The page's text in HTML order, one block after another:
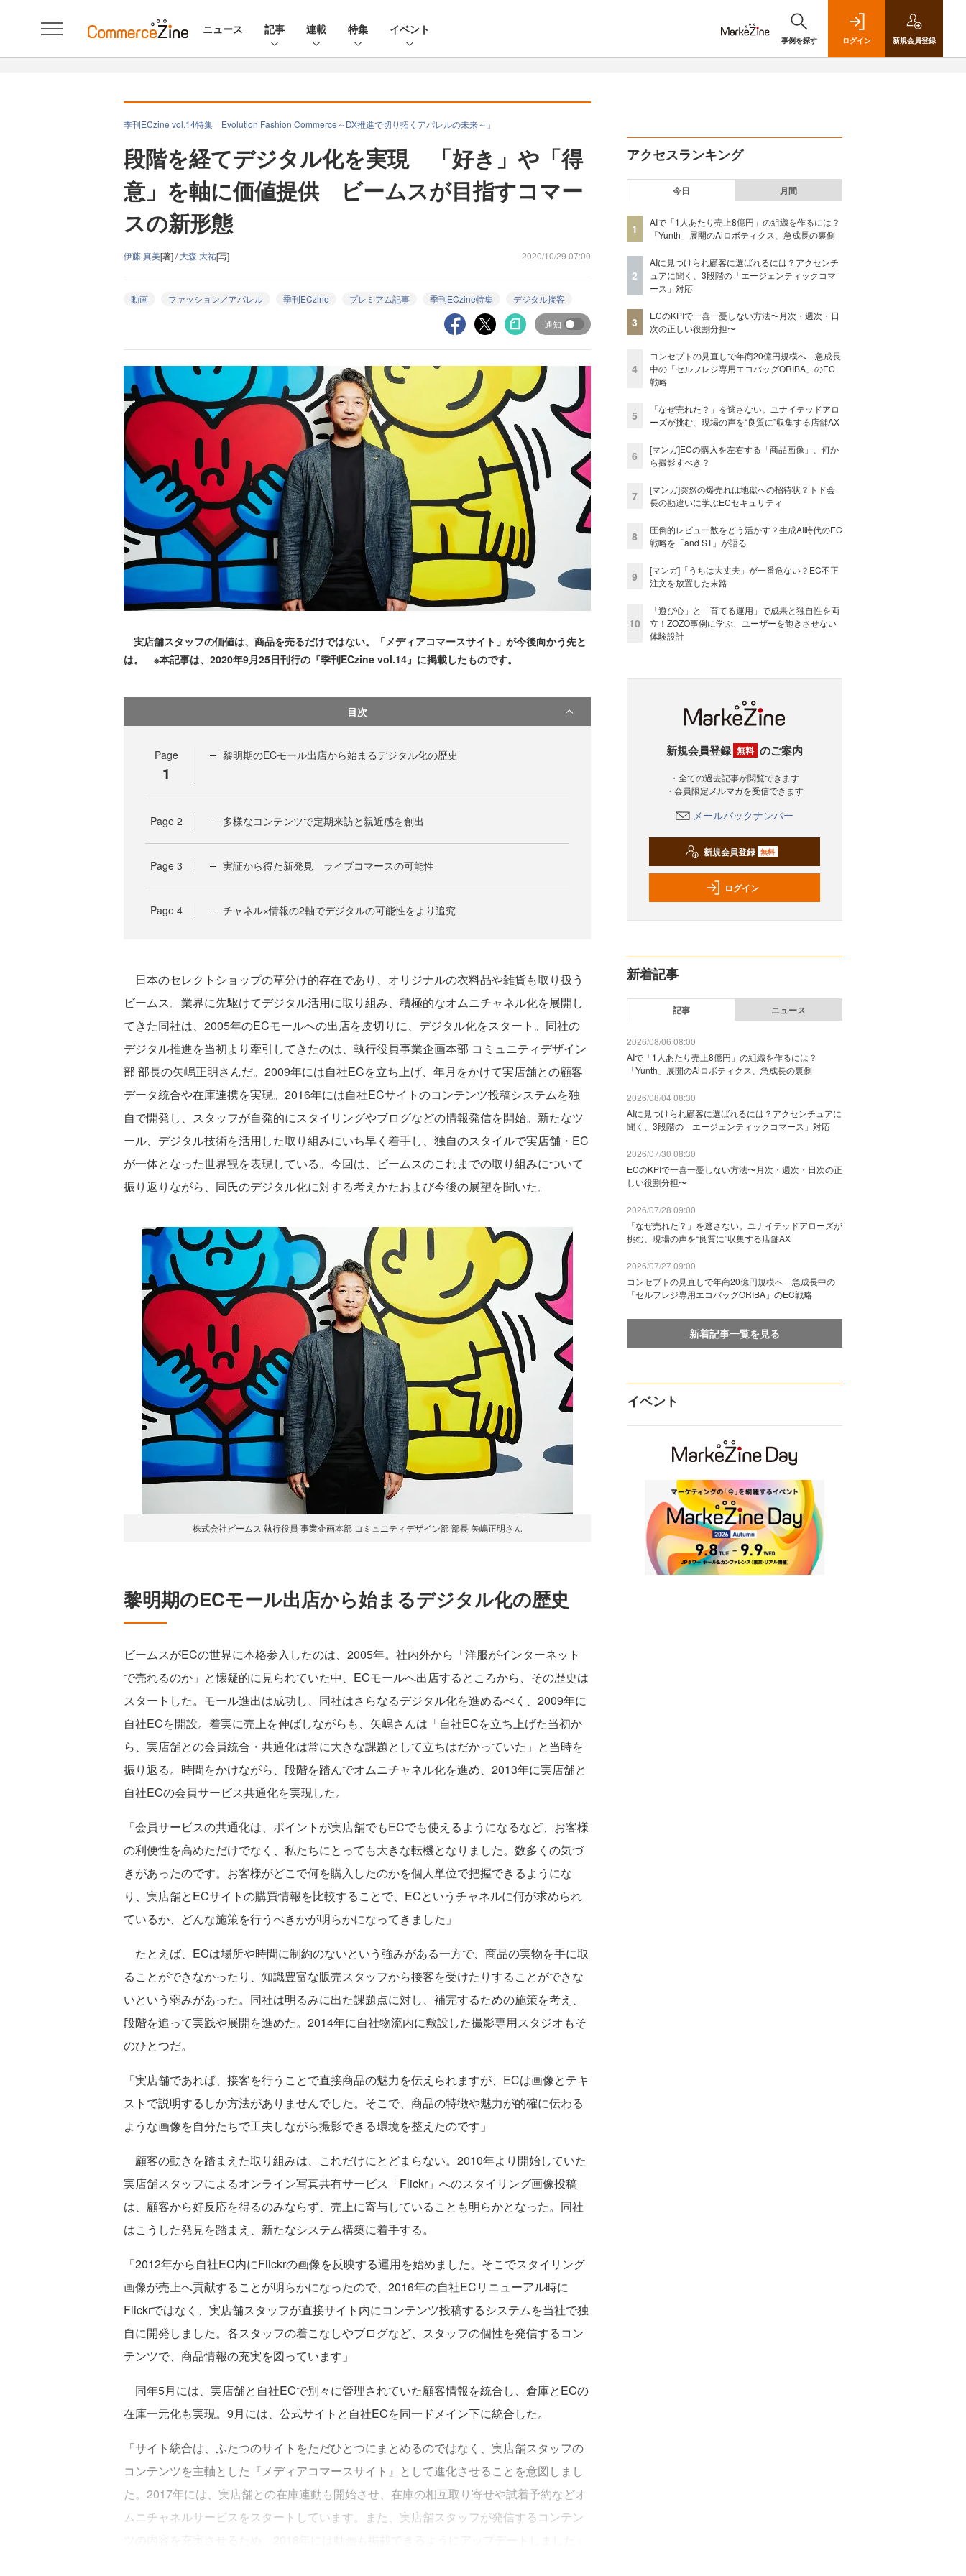
ニュース 記事 連載 特集 イベント
事例を探す ログイン 新規会員登録
季刊ECzine vol.14特集「Evolution Fashion Commerce～DX推進で切り拓くアパレルの未来～」
段階を経てデジタル化を実現 「好き」や「得
意」を軸に価値提供 ビームスが目指すコマー
スの新形態
伊藤 真美[著] /大森 大祐[写] 2020/10/29 07:00
動画 ファッション／アパレル 季刊ECzine プレミアム記事 季刊ECzine特集 デジタル接客
通知
実店舗スタッフの価値は、商品を売るだけではない。「メディアコマースサイト」が今後向かう先と
は。 ※本記事は、2020年9月25日刊行の『季刊ECzine vol.14』に掲載したものです。
目次
Page
1
黎明期のECモール出店から始まるデジタル化の歴史
Page 2 多様なコンテンツで定期来訪と親近感を創出
Page 3 実証から得た新発見 ライブコマースの可能性
Page 4 チャネル×情報の2軸でデジタルの可能性をより追究
日本のセレクトショップの草分け的存在であり、オリジナルの衣料品や雑貨も取り扱う
ビームス。業界に先駆けてデジタル活用に取り組み、積極的なオムニチャネル化を展開し
てきた同社は、2005年のECモールへの出店を皮切りに、デジタル化をスタート。同社の
デジタル推進を当初より牽引してきたのは、執行役員事業企画本部 コミュニティデザイン
部 部長の矢嶋正明さんだ。2009年には自社ECを立ち上げ、年月をかけて実店舗との顧客
データ統合や在庫連携を実現。2016年には自社ECサイトのコンテンツ投稿システムを独
自で開発し、スタッフが自発的にスタイリングやブログなどの情報発信を開始。新たなツ
ール、デジタル技術を活用した取り組みにいち早く着手し、独自のスタイルで実店舗・EC
が一体となった世界観を表現している。今回は、ビームスのこれまでの取り組みについて
振り返りながら、同氏のデジタル化に対する考えかたおよび今後の展望を聞いた。
株式会社ビームス 執行役員 事業企画本部 コミュニティデザイン部 部長 矢嶋正明さん
黎明期のECモール出店から始まるデジタル化の歴史
ビームスがECの世界に本格参入したのは、2005年。社内外から「洋服がインターネット
で売れるのか」と懐疑的に見られていた中、ECモールへ出店するところから、その歴史は
スタートした。モール進出は成功し、同社はさらなるデジタル化を進めるべく、2009年に
自社ECを開設。着実に売上を伸ばしながらも、矢嶋さんは「自社ECを立ち上げた当初か
ら、実店舗との会員統合・共通化は常に大きな課題として立ちはだかっていた」と当時を
振り返る。時間をかけながら、段階を踏んでオムニチャネル化を進め、2013年に実店舗と
自社ECの会員サービス共通化を実現した。
「会員サービスの共通化は、ポイントが実店舗でもECでも使えるようになるなど、お客様
の利便性を高めただけでなく、私たちにとっても大きな転機となりました。数多くの気づ
きがあったのです。お客様がどこで何を購入したのかを個人単位で把握できるようにな
り、実店舗とECサイトの購買情報を比較することで、ECというチャネルに何が求められ
ているか、どんな施策を行うべきかが明らかになってきました」
たとえば、ECは場所や時間に制約のないという強みがある一方で、商品の実物を手に取
ることができなかったり、知識豊富な販売スタッフから接客を受けたりすることができな
いという弱みがあった。同社は明るみに出た課題点に対し、補完するための施策を考え、
段階を追って実践や展開を進めた。2014年に自社物流内に敷設した撮影専用スタジオもそ
のひとつだ。
「実店舗であれば、接客を行うことで直接商品の魅力を伝えられますが、ECは画像とテキ
ストで説明するしか方法がありませんでした。そこで、商品の特徴や魅力が的確に伝わる
ような画像を自分たちで工夫しながら撮影できる環境を整えたのです」
顧客の動きを踏まえた取り組みは、これだけにとどまらない。2010年より開始していた
実店舗スタッフによるオンライン写真共有サービス「Flickr」へのスタイリング画像投稿
は、顧客から好反応を得るのみならず、売上に寄与していることも明らかとなった。同社
はこうした発見を踏まえ、新たなシステム構築に着手する。
「2012年から自社EC内にFlickrの画像を反映する運用を始めました。そこでスタイリング
画像が売上へ貢献することが明らかになったので、2016年の自社ECリニューアル時に
Flickrではなく、実店舗スタッフが直接サイト内にコンテンツ投稿するシステムを当社で独
自に開発しました。各スタッフの着こなしやブログなど、スタッフの個性を発信するコン
テンツで、商品情報の充実を図っています」
同年5月には、実店舗と自社ECで別々に管理されていた顧客情報を統合し、倉庫とECの
在庫一元化も実現。9月には、公式サイトと自社ECを同一ドメイン下に統合した。
「サイト統合は、ふたつのサイトをただひとつにまとめるのではなく、実店舗スタッフの
コンテンツを主軸とした『メディアコマースサイト』として進化させることを意図しまし
た。2017年には、実店舗との在庫連動も開始させ、在庫の相互取り寄せや試着予約などオ
ムニチャネルサービスをスタートしています。また、実店舗スタッフが発信するコンテン
アクセスランキング
今日 月間
1
AIで「1人あたり売上8億円」の組織を作るには？
「Yunth」展開のAiロボティクス、急成長の裏側
2
AIに見つけられ顧客に選ばれるには？アクセンチ
ュアに聞く、3段階の「エージェンティックコマ
ース」対応
3
ECのKPIで一喜一憂しない方法〜月次・週次・日
次の正しい役割分担〜
4
コンセプトの見直しで年商20億円規模へ 急成長
中の「セルフレジ専用エコバッグORIBA」のEC
戦略
5
「なぜ売れた？」を逃さない。ユナイテッドアロ
ーズが挑む、現場の声を“良質に”収集する店舗AX
6
[マンガ]ECの購入を左右する「商品画像」、何か
ら撮影すべき？
7
[マンガ]突然の爆売れは地獄への招待状？トド会
長の勘違いに学ぶECセキュリティ
8
圧倒的レビュー数をどう活かす？生成AI時代のEC
戦略を「and ST」が語る
9
[マンガ]「うちは大丈夫」が一番危ない？EC不正
注文を放置した末路
10
「遊び心」と「育てる運用」で成果と独自性を両
立！ZOZO事例に学ぶ、ユーザーを飽きさせない
体験設計
新規会員登録 無料 のご案内
・全ての過去記事が閲覧できます
・会員限定メルマガを受信できます
メールバックナンバー
新規会員登録 無料
ログイン
新着記事
記事 ニュース
2026/08/06 08:00
AIで「1人あたり売上8億円」の組織を作るには？
「Yunth」展開のAiロボティクス、急成長の裏側
2026/08/04 08:30
AIに見つけられ顧客に選ばれるには？アクセンチュアに
聞く、3段階の「エージェンティックコマース」対応
2026/07/30 08:30
ECのKPIで一喜一憂しない方法〜月次・週次・日次の正
しい役割分担〜
2026/07/28 09:00
「なぜ売れた？」を逃さない。ユナイテッドアローズが
挑む、現場の声を“良質に”収集する店舗AX
2026/07/27 09:00
コンセプトの見直しで年商20億円規模へ 急成長中の
「セルフレジ専用エコバッグORIBA」のEC戦略
新着記事一覧を見る
イベント